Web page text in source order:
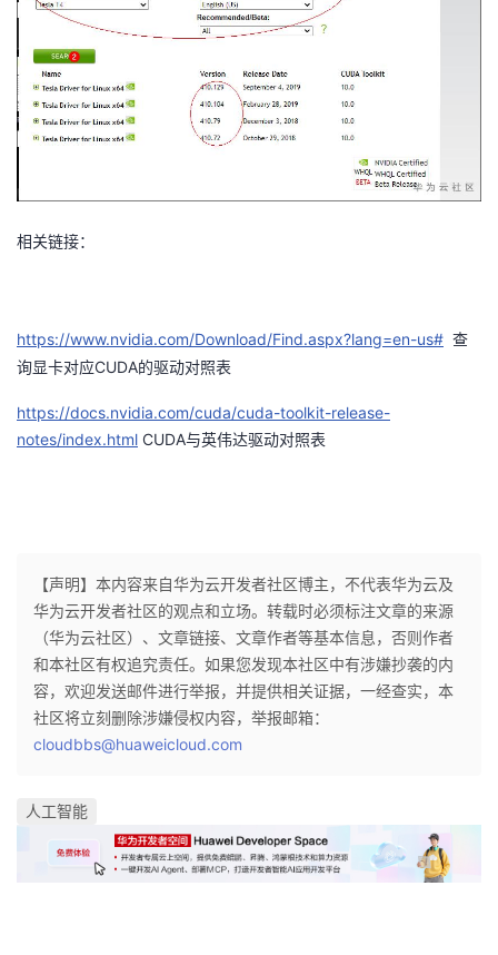
注
的
开
者
我
的
我
证
实
验
的
收
藏
的
Programs
我
支
的
技
持
我
的
建
议
相关链接：
https://www.nvidia.com/Download/Find.aspx?lang=en-us# 查
询显卡对应CUDA的驱动对照表
https://docs.nvidia.com/cuda/cuda-toolkit-release-
notes/index.html CUDA与英伟达驱动对照表
【声明】本内容来自华为云开发者社区博主，不代表华为云及
华为云开发者社区的观点和立场。转载时必须标注文章的来源
（华为云社区）、文章链接、文章作者等基本信息，否则作者
和本社区有权追究责任。如果您发现本社区中有涉嫌抄袭的内
容，欢迎发送邮件进行举报，并提供相关证据，一经查实，本
社区将立刻删除涉嫌侵权内容，举报邮箱：
cloudbbs@huaweicloud.com
人工智能